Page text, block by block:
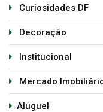
Curiosidades DF
Decoração
Institucional
Mercado
Aluguel